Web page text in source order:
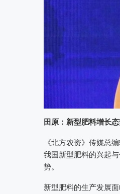
田原：新型肥料增长
《北方农资》传媒总
我国新型肥料的兴起
势。
新型肥料的生产发展